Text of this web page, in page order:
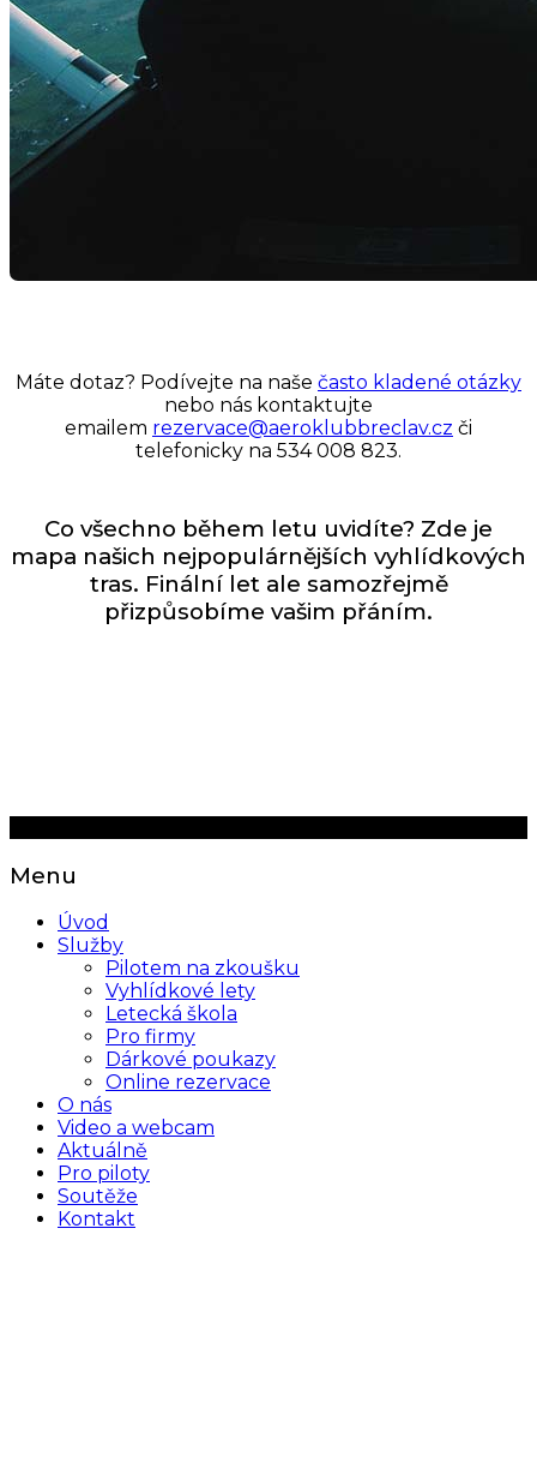
Máte dotaz? Podívejte na naše často kladené otázky
nebo nás kontaktujte
emailem rezervace@aeroklubbreclav.cz či
telefonicky na 534 008 823.
Co všechno během letu uvidíte? Zde je
mapa našich nejpopulárnějších vyhlídkových
tras. Finální let ale samozřejmě
přizpůsobíme vašim přáním.
Menu
Úvod
Služby
Pilotem na zkoušku
Vyhlídkové lety
Letecká škola
Pro firmy
Dárkové poukazy
Online rezervace
O nás
Video a webcam
Aktuálně
Pro piloty
Soutěže
Kontakt